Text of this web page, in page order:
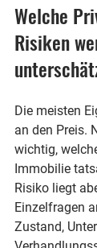
Welche
Risiken
Die meisten
an den Preis.
wichtig,
Immobilie
Risiko liegt
Einzelfragen
Zustand,